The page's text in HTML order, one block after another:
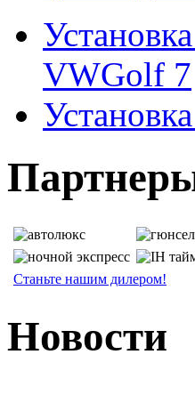
VWGolf 7
Станьте нашим дилером!
Новости